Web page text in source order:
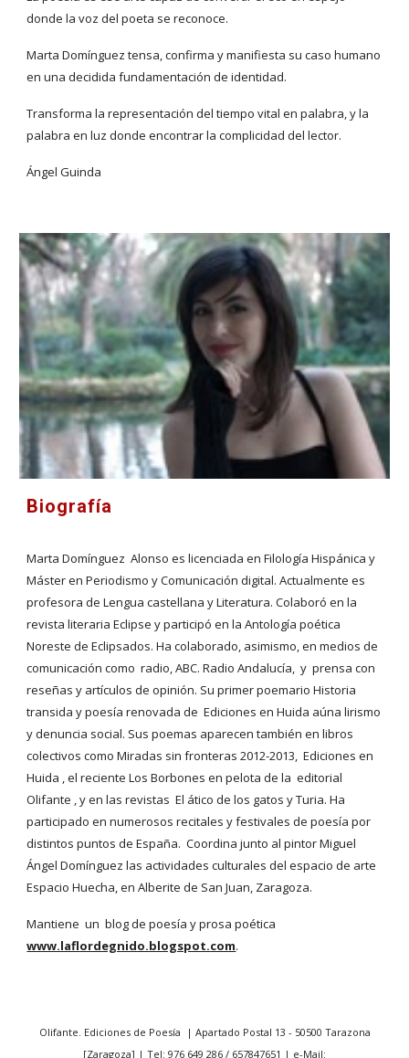
donde la voz del poeta se reconoce.
Marta Domínguez tensa, confirma y manifiesta su caso humano
en una decidida fundamentación de identidad.
Transforma la representación del tiempo vital en palabra, y la
palabra en luz donde encontrar la complicidad del lector.
Ángel Guinda
Biografía
Marta Domínguez Alonso es licenciada en Filología Hispánica y
Máster en Periodismo y Comunicación digital. Actualmente es
profesora de Lengua castellana y Literatura. Colaboró en la
revista literaria Eclipse y participó en la Antología poética
Noreste de Eclipsados. Ha colaborado, asimismo, en medios de
comunicación como radio, ABC. Radio Andalucía, y prensa con
reseñas y artículos de opinión. Su primer poemario Historia
transida y poesía renovada de Ediciones en Huida aúna lirismo
y denuncia social. Sus poemas aparecen también en libros
colectivos como Miradas sin fronteras 2012-2013, Ediciones en
Huida , el reciente Los Borbones en pelota de la editorial
Olifante , y en las revistas El ático de los gatos y Turia. Ha
participado en numerosos recitales y festivales de poesía por
distintos puntos de España. Coordina junto al pintor Miguel
Ángel Domínguez las actividades culturales del espacio de arte
Espacio Huecha, en Alberite de San Juan, Zaragoza.
Mantiene un blog de poesía y prosa poética
www.laflordegnido.blogspot.com.
Olifante. Ediciones de Poesía | Apartado Postal 13 - 50500 Tarazona
[Zaragoza] | Tel: 976 649 286 / 657847651 | e-Mail: